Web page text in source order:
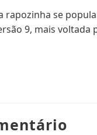
rapozinha se
9, mais voltada